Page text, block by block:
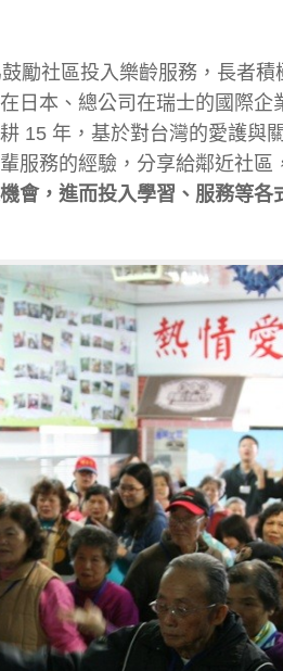
勵社區投入樂齡服務，長者
日本、總公司在瑞士的國際企
15 年，基於對台灣的愛護與
服務的經驗，分享給鄰近社區
會，進而投入學習、服務等